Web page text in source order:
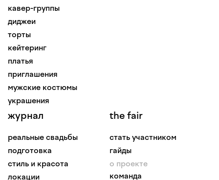
кавер-группы
диджеи
торты
кейтеринг
платья
приглашения
мужские костюмы
украшения
журнал
реальные свадьбы
подготовка
стиль и красота
локации
the fair
стать участником
гайды
о проекте
команда